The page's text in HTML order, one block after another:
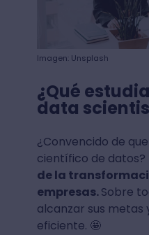
Imagen: Unsplash
¿Qué
data
¿Convencido de
científico de datos?
de la
empresas.Sobre
alcanzar sus metas
eficiente. 🤩